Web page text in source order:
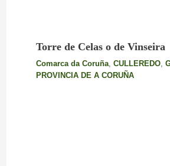
Torre de Celas o de Vinseira
Comarca da Coruña, CULLEREDO,
PROVINCIA DE A CORUÑA